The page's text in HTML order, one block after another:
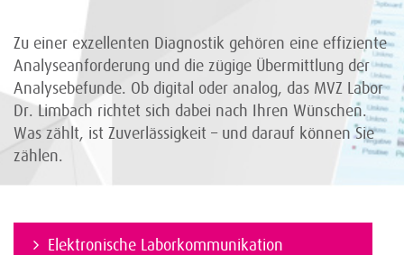
Zu einer exzellenten Diagnostik gehören eine effiziente
Analyseanforderung und die zügige Übermittlung der
Analysebefunde. Ob digital oder analog, das MVZ Labor
Dr. Limbach richtet sich dabei nach Ihren Wünschen.
Was zählt, ist Zuverlässigkeit – und darauf können Sie
zählen.
Elektronische Laborkommunikation